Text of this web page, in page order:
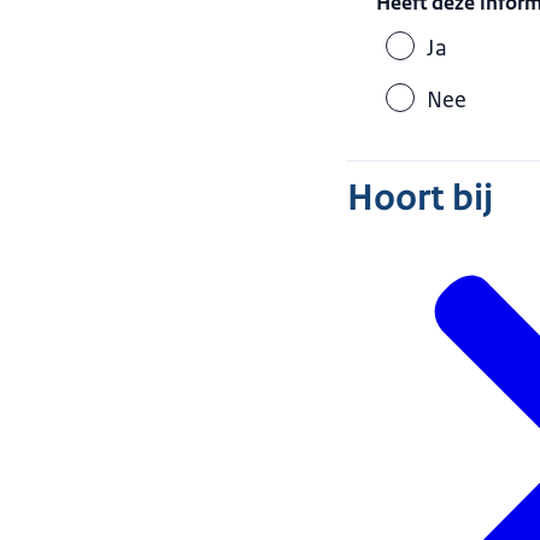
Ja
Nee
Hoort bij